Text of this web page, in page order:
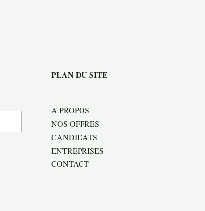
PLAN DU SITE
A PROPOS
NOS OFFRES
CANDIDATS
ENTREPRISES
CONTACT